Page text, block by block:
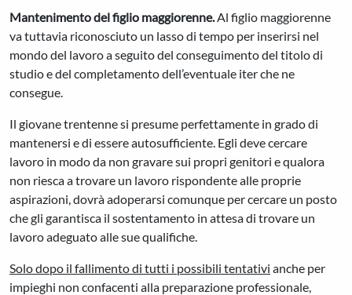
Mantenimento del figlio maggiorenne.Al figlio maggiorenne
va tuttavia riconosciuto un lasso di tempo per inserirsi nel
mondo del lavoro a seguito del conseguimento del titolo di
studio e del completamento dell’eventuale iter che ne
consegue.
Il giovane trentenne si presume perfettamente in grado di
mantenersi e di essere autosufficiente. Egli deve cercare
lavoro in modo da non gravare sui propri genitori e qualora
non riesca a trovare un lavoro rispondente alle proprie
aspirazioni, dovrà adoperarsi comunque per cercare un posto
che gli garantisca il sostentamento in attesa di trovare un
lavoro adeguato alle sue qualifiche.
Solo dopo il fallimento di tutti i possibili tentativi anche per
impieghi non confacenti alla preparazione professionale,